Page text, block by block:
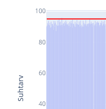
40
60
80
100
Suhtarv